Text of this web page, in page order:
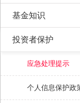
基金知识
投资者保护
应急处理提示
个人信息保护政